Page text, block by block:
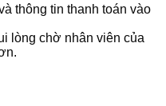
thông tin thanh toán vào
lòng chờ nhân viên của